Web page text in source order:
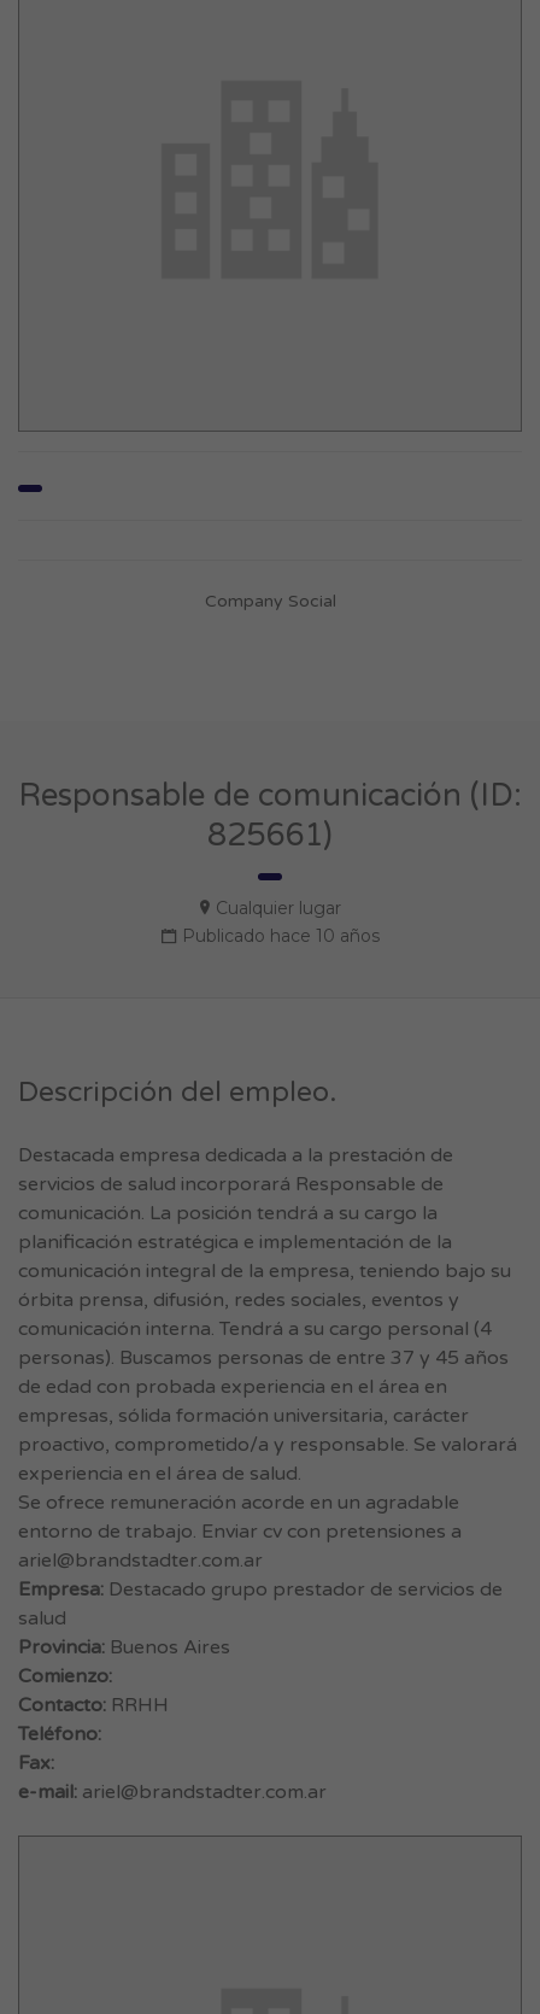
Company Social
Responsable de comunicación (ID:
825661)
Cualquier lugar
Publicado hace 10 años
Descripción del empleo.
Destacada empresa dedicada a la prestación de
servicios de salud incorporará Responsable de
comunicación. La posición tendrá a su cargo la
planificación estratégica e implementación de la
comunicación integral de la empresa, teniendo bajo su
órbita prensa, difusión, redes sociales, eventos y
comunicación interna. Tendrá a su cargo personal (4
personas). Buscamos personas de entre 37 y 45 años
de edad con probada experiencia en el área en
empresas, sólida formación universitaria, carácter
proactivo, comprometido/a y responsable. Se valorará
experiencia en el área de salud.
Se ofrece remuneración acorde en un agradable
entorno de trabajo. Enviar cv con pretensiones a
ariel@brandstadter.com.ar
Empresa: Destacado grupo prestador de servicios de
salud
Provincia: Buenos Aires
Comienzo:
Contacto: RRHH
Teléfono:
Fax:
e-mail: ariel@brandstadter.com.ar